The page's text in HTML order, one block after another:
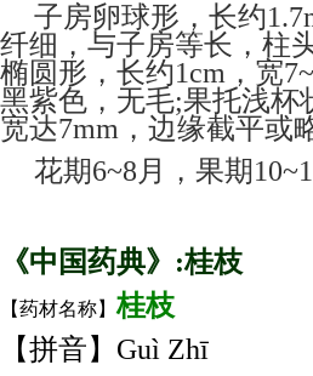
子房卵球形，长约
纤细，与子房等长，柱
椭圆形，长约1cm ，宽
黑紫色，无毛;果托浅杯
宽达7mm ，边缘截平或
花期6~8 月，果期
《中国药典》:桂枝
【药材名称】桂枝
【拼音】Guì Zhī